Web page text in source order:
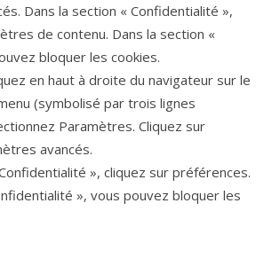
Dans la section « Confidentialité »,
de contenu. Dans la section «
bloquer les cookies.
en haut à droite du navigateur sur le
(symbolisé par trois lignes
Paramètres. Cliquez sur
avancés.
», cliquez sur préférences.
», vous pouvez bloquer les